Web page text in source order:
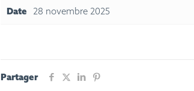
Date 28 novembre 2025
Partager